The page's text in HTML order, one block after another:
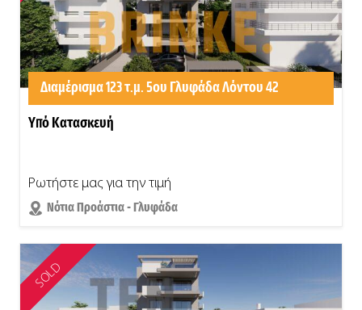
Διαμέρισμα 123 τ.μ. 5ου Γλυφάδα Λόντου 42
Υπό Κατασκευή
Ρωτήστε μας για την τιμή
Νότια Προάστια - Γλυφάδα
SOLD